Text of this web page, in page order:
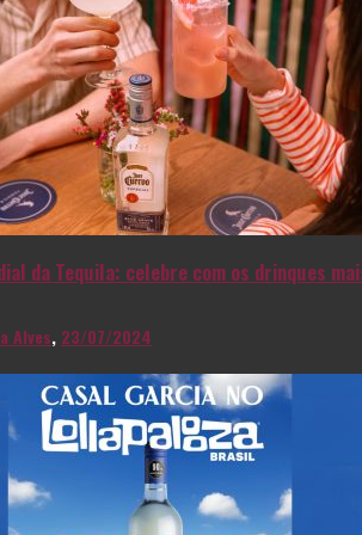
da Tequila: celebre com os drinques
Alves, 23/07/2024